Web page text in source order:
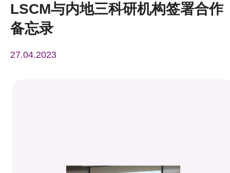
新闻中心
LSCM与内地三科研机构签署合作
备忘录
27.04.2023